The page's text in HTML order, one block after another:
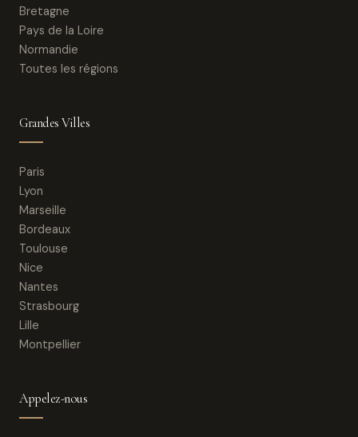
Bretagne
Pays de la Loire
Normandie
Toutes les régions
Grandes Villes
Paris
Lyon
Marseille
Bordeaux
Toulouse
Nice
Nantes
Strasbourg
Lille
Montpellier
Appelez-nous